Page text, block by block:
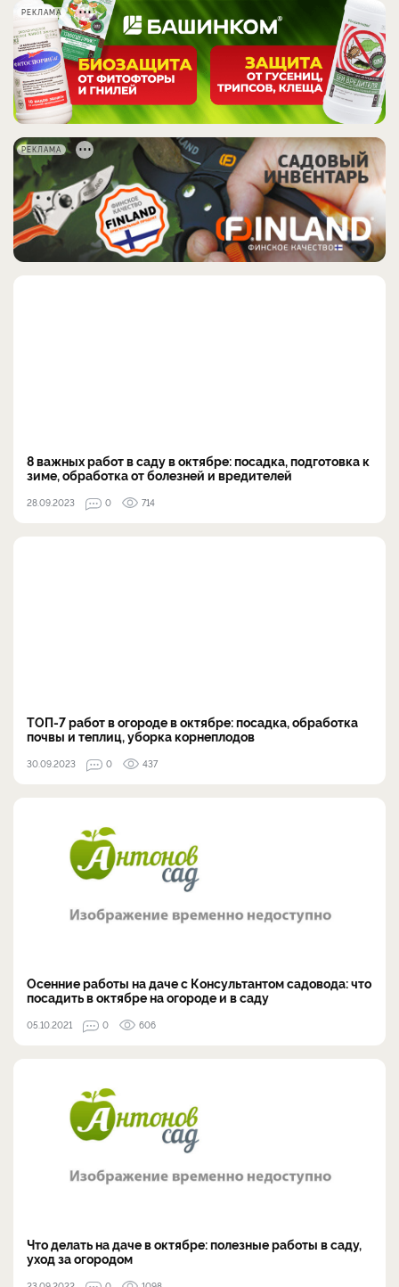
РЕКЛАМА
РЕКЛАМА
8 важных работ в саду в октябре: посадка, подготовка к
зиме, обработка от болезней и вредителей
28.09.2023 0 714
ТОП-7 работ в огороде в октябре: посадка, обработка
почвы и теплиц, уборка корнеплодов
30.09.2023 0 437
Осенние работы на даче с Консультантом садовода: что
посадить в октябре на огороде и в саду
05.10.2021 0 606
Что делать на даче в октябре: полезные работы в саду,
уход за огородом